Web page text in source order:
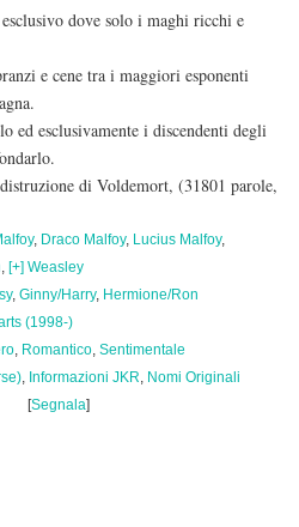
dove solo i maghi ricchi e
e cene tra i maggiori esponenti
ed esclusivamente i discendenti degli
di Voldemort, (31801 parole,
, Draco Malfoy, Lucius Malfoy,
, [+] Weasley
, Ginny/Harry, Hermione/Ron
(1998-)
, Romantico, Sentimentale
, Informazioni JKR, Nomi Originali
[Segnala]